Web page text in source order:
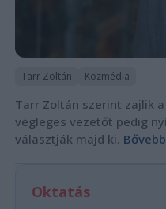
Tarr Zoltán Közmédia
Tarr Zoltán szerint zajlik
végleges vezetőt pedig
választják majd ki.
Oktatás